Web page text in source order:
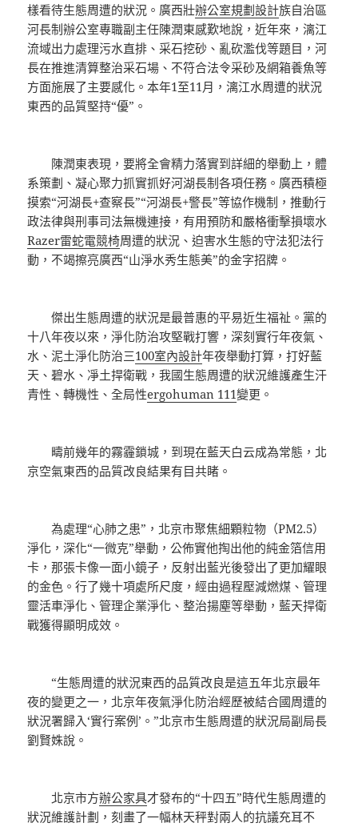
樣看待生態周遭的狀況。廣西壯辦公室規劃設計族自治區
河長制辦公室專職副主任陳潤東感歎地說，近年來，漓江
流域出力處理污水直排、采石挖砂、亂砍濫伐等題目，河
長在推進清算整治采石場、不符合法令采砂及網箱養魚等
方面施展了主要感化。本年1至11月，漓江水周遭的狀況
東西的品質堅持“優”。
陳潤東表現，要將全會精力落實到詳細的舉動上，體
系策劃、凝心聚力抓實抓好河湖長制各項任務。廣西積極
摸索“河湖長+查察長”“河湖長+警長”等協作機制，推動行
政法律與刑事司法無機連接，有用預防和嚴格衝擊損壞水
Razer雷蛇電競椅周遭的狀況、迫害水生態的守法犯法行
動，不竭擦亮廣西“山淨水秀生態美”的金字招牌。
傑出生態周遭的狀況是最普惠的平易近生福祉。黨的
十八年夜以來，淨化防治攻堅戰打響，深刻實行年夜氣、
水、泥土淨化防治三100室內設計年夜舉動打算，打好藍
天、碧水、凈土捍衛戰，我國生態周遭的狀況維護產生汗
青性、轉機性、全局性ergohuman 111變更。
疇前幾年的霧霾鎖城，到現在藍天白云成為常態，北
京空氣東西的品質改良結果有目共睹。
為處理“心肺之患”，北京市聚焦細顆粒物（PM2.5）
淨化，深化“一微克”舉動，公佈實他掏出他的純金箔信用
卡，那張卡像一面小鏡子，反射出藍光後發出了更加耀眼
的金色。行了幾十項處所尺度，經由過程壓減燃煤、管理
靈活車淨化、管理企業淨化、整治揚塵等舉動，藍天捍衛
戰獲得顯明成效。
“生態周遭的狀況東西的品質改良是這五年北京最年
夜的變更之一，北京年夜氣淨化防治經歷被結合國周遭的
狀況署歸入‘實行案例’。”北京市生態周遭的狀況局副局長
劉賢姝說。
北京市方辦公家具才發布的“十四五”時代生態周遭的
狀況維護計劃，刻畫了一幅林天秤對兩人的抗議充耳不